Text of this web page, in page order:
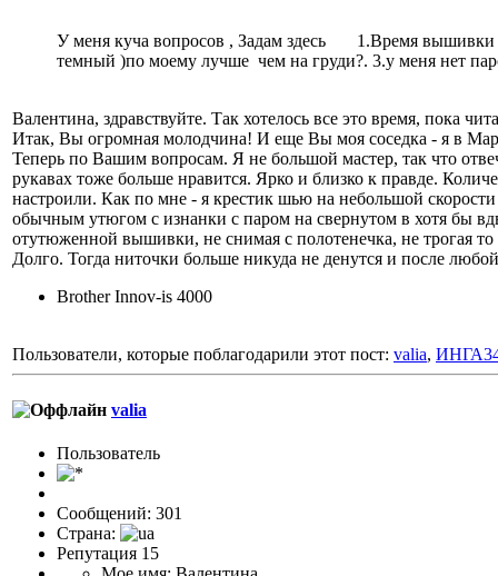
У меня куча вопросов , Задам здесь 1.Время вышивки
темный )по моему лучше чем на груди?. 3.у меня нет
Валентина, здравствуйте. Так хотелось все это время, пока
Итак, Вы огромная молодчина! И еще Вы моя соседка - я в
Теперь по Вашим вопросам. Я не большой мастер, так что
рукавах тоже больше нравится. Ярко и близко к правде.
настроили. Как по мне - я крестик шью на небольшой
обычным утюгом с изнанки с паром на свернутом в хотя бы
отутюженной вышивки, не снимая с полотенечка, не трогая
Долго. Тогда ниточки больше никуда не денутся и после
Brother Innov-is 4000
Пользователи, которые поблагодарили этот пост: valia,
valia
Пользовaтeль
Сообщений: 301
Страна:
Репутация 15